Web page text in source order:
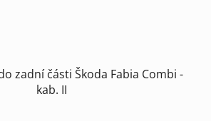
zadní části Škoda Fabia Combi -
kab. II